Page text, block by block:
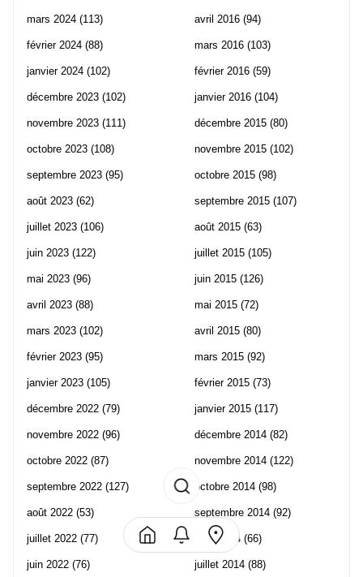
mars 2024 (113)
février 2024 (88)
janvier 2024 (102)
décembre 2023 (102)
novembre 2023 (111)
octobre 2023 (108)
septembre 2023 (95)
août 2023 (62)
juillet 2023 (106)
juin 2023 (122)
mai 2023 (96)
avril 2023 (88)
mars 2023 (102)
février 2023 (95)
janvier 2023 (105)
décembre 2022 (79)
novembre 2022 (96)
octobre 2022 (87)
septembre 2022 (127)
août 2022 (53)
juillet 2022 (77)
juin 2022 (76)
avril 2016 (94)
mars 2016 (103)
février 2016 (59)
janvier 2016 (104)
décembre 2015 (80)
novembre 2015 (102)
octobre 2015 (98)
septembre 2015 (107)
août 2015 (63)
juillet 2015 (105)
juin 2015 (126)
mai 2015 (72)
avril 2015 (80)
mars 2015 (92)
février 2015 (73)
janvier 2015 (117)
décembre 2014 (82)
novembre 2014 (122)
octobre 2014 (98)
septembre 2014 (92)
août 2014 (66)
juillet 2014 (88)